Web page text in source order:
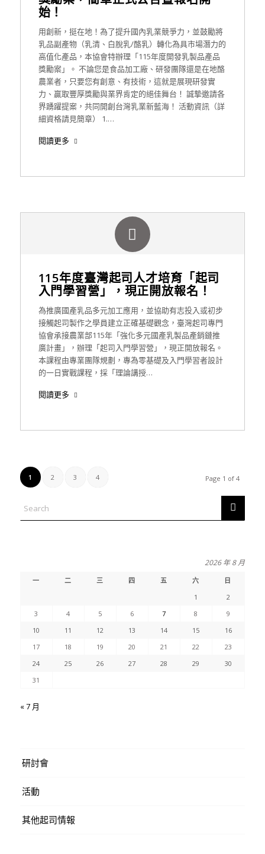
始！
用創新，挺在地！為了提升國內乳業競爭力，並鼓勵將
乳品副產物（乳清、白脫乳/酪乳）轉化為具市場潛力的
高值化產品，本協會特辦理「115年度開發乳製品產品
獎勵案」。 不論您是食品加工廠、研發團隊還是在地酪
農業者，只要您有創意、有技術，這就是展現研發實
力、贏取豐厚獎勵與業界肯定的絕佳舞台！ 誠摯邀請各
界踴躍提案，共同開創台灣乳業新藍海！ 活動資訊（詳
細資格請見簡章） 1.…
閱讀更多
115年度臺灣起司人才培育「起司
入門學習營」，現正開放報名！
為推廣國產乳品多元加工應用，並協助有志投入或初步
接觸起司製作之學員建立正確基礎觀念，臺灣起司專門
協會承接農業部115年「強化多元國產乳製品產銷鏈推
廣計畫」，辦理「起司入門學習營」，現正開放報名。
本課程由專業團隊規劃，專為零基礎及入門學習者設計
的一日實戰課程，採「理論講授…
閱讀更多
Page 1 of 4
1 2 3 4
2026 年 8 月
一 二 三 四 五 六
日
1
2
3
4 5 6 7 8
9
10
11 12 13 14 15
16
17
18 19 20 21 22
23
24
25 26 27 28 29
30
31
« 7 月
研討會
活動
其他起司情報